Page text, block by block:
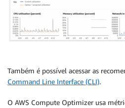
Também é possível acessar as
Command Line Interface (CLI).
O AWS Compute Optimizer usa